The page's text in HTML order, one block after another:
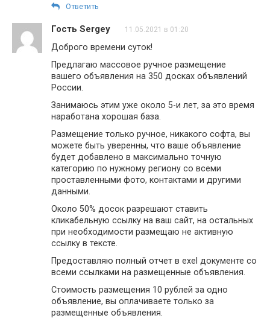
Ответить
Гость Sergey 11.05.2021 в 01:20
Доброго времени суток!
Предлагаю массовое ручное размещение
вашего объявления на 350 досках объявлений
России.
Занимаюсь этим уже около 5-и лет, за это время
наработана хорошая база.
Размещение только ручное, никакого софта, вы
можете быть уверенны, что ваше объявление
будет добавлено в максимально точную
категорию по нужному региону со всеми
проставленными фото, контактами и другими
данными.
Около 50% досок разрешают ставить
кликабельную ссылку на ваш сайт, на остальных
при необходимости размещаю не активную
ссылку в тексте.
Предоставляю полный отчет в exel документе со
всеми ссылками на размещенные объявления.
Стоимость размещения 10 рублей за одно
объявление, вы оплачиваете только за
размещенные объявления.